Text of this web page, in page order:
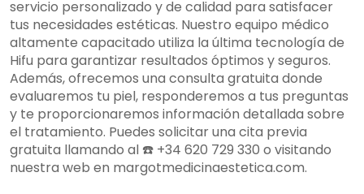
servicio personalizado y de calidad para satisfacer
tus necesidades estéticas. Nuestro equipo médico
altamente capacitado utiliza la última tecnología de
Hifu para garantizar resultados óptimos y seguros.
Además, ofrecemos una consulta gratuita donde
evaluaremos tu piel, responderemos a tus preguntas
y te proporcionaremos información detallada sobre
el tratamiento. Puedes solicitar una cita previa
gratuita llamando al ☎️ +34 620 729 330 o visitando
nuestra web en margotmedicinaestetica.com.